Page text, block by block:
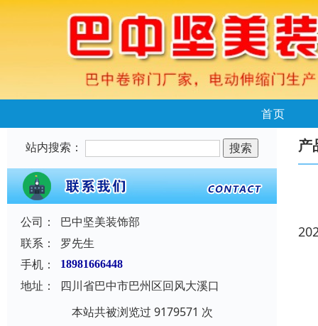
首页
站内搜索：
公司：
巴中坚美装饰部
联系：
罗先生
手机：
18981666448
地址：
四川省巴中市巴州区回风大溪口
本站共被浏览过 9179571 次
产